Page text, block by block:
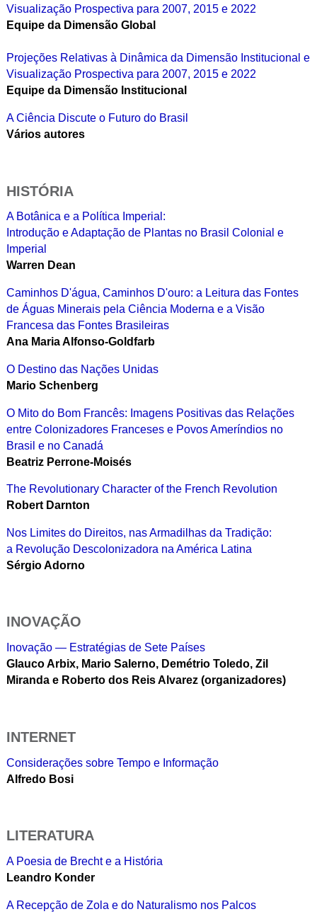
Visualização Prospectiva para 2007, 2015 e 2022
Equipe da Dimensão Global
Projeções Relativas à Dinâmica da Dimensão Institucional e
Visualização Prospectiva para 2007, 2015 e 2022
Equipe da Dimensão Institucional
A Ciência Discute o Futuro do Brasil
Vários autores
HISTÓRIA
A Botânica e a Política Imperial:
Introdução e Adaptação de Plantas no Brasil Colonial e
Imperial
Warren Dean
Caminhos D'água, Caminhos D'ouro: a Leitura das Fontes
de Águas Minerais pela Ciência Moderna e a Visão
Francesa das Fontes Brasileiras
Ana Maria Alfonso-Goldfarb
O Destino das Nações Unidas
Mario Schenberg
O Mito do Bom Francês: Imagens Positivas das Relações
entre Colonizadores Franceses e Povos Ameríndios no
Brasil e no Canadá
Beatriz Perrone-Moisés
The Revolutionary Character of the French Revolution
Robert Darnton
Nos Limites do Direitos, nas Armadilhas da Tradição:
a Revolução Descolonizadora na América Latina
Sérgio Adorno
INOVAÇÃO
Inovação — Estratégias de Sete Países
Glauco Arbix, Mario Salerno, Demétrio Toledo, Zil
Miranda e Roberto dos Reis Alvarez (organizadores)
INTERNET
Considerações sobre Tempo e Informação
Alfredo Bosi
LITERATURA
A Poesia de Brecht e a História
Leandro Konder
A Recepção de Zola e do Naturalismo nos Palcos